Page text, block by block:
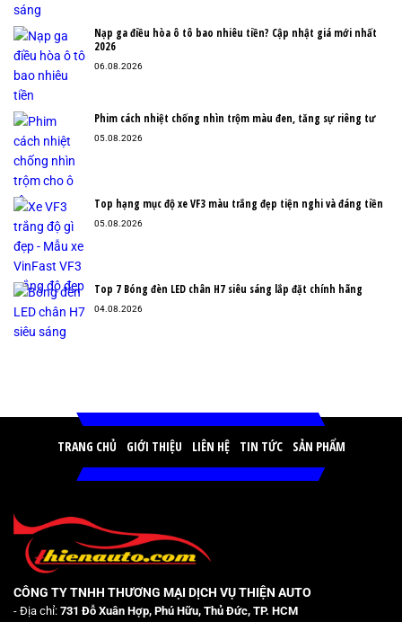
Nạp ga điều hòa ô tô bao nhiêu tiền? Cập nhật giá mới nhất
2026
06.08.2026
Phim cách nhiệt chống nhìn trộm màu đen, tăng sự riêng tư
05.08.2026
Top hạng mục độ xe VF3 màu trắng đẹp tiện nghi và đáng tiền
05.08.2026
Top 7 Bóng đèn LED chân H7 siêu sáng lắp đặt chính hãng
04.08.2026
TRANG CHỦ GIỚI THIỆU LIÊN HỆ TIN TỨC SẢN PHẨM
CÔNG TY TNHH THƯƠNG MẠI DỊCH VỤ THIỆN AUTO
- Địa chỉ: 731 Đỗ Xuân Hợp, Phú Hữu, Thủ Đức, TP. HCM